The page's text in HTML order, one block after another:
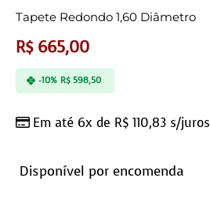
Para sua casa
Móveis
Sob Medida!
Tapete Redondo 1,60 Diâmetro
R$665,00
Em até 6x de R$ 110,83 s/juros
-10% R$598,50
Disponível por encomenda